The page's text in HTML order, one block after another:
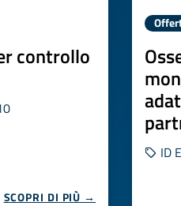
controllo
SCOPRI DI PIÙ →
ID